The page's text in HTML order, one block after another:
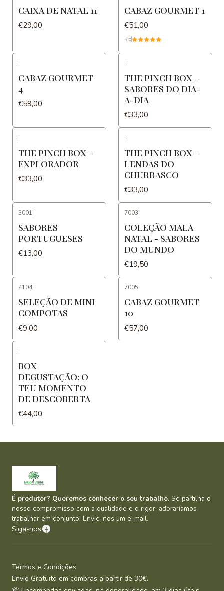
CAIXA DE NATAL 11
€29,00
CABAZ GOURMET 1
€51,00
5.0
|
CABAZ GOURMET
4
€59,00
|
THE PINCH BOX –
SABORES DO DIA-
A-DIA
€33,00
|
THE PINCH BOX –
EXPLORADOR
€33,00
|
THE PINCH BOX –
LENDAS DO
CHURRASCO
€33,00
3001|
SABORES
PORTUGUESES
€13,00
7003|
COLEÇÃO MALA
NATAL - SABORES
DO MUNDO
€19,50
4104|
SELEÇÃO DE MINI
COMPOTAS
€9,00
7005|
CABAZ GOURMET
10
€57,00
|
BOX
DEGUSTAÇÃO: O
TEU MOMENTO
DE DESCOBERTA
€44,00
É produtor? Queremos conhecer o seu trabalho. Se partilha o
nosso compromisso com a qualidade e o rigor, adoraríamos
trabalhar em conjunto. Envie-nos um e-mail.
Siga-nos
Termos e Condições
Envio Gratuito em compras a partir de 30€.